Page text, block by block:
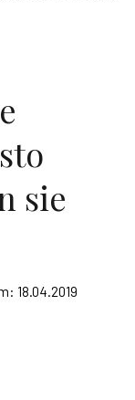
sie
18.04.2019